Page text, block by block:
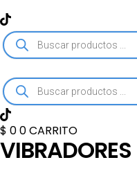
AL
CONTENIDO
BÚSQUEDA
DE
PRODUCTOS
BÚSQUEDA
DE
PRODUCTOS
$ 00CARRITO